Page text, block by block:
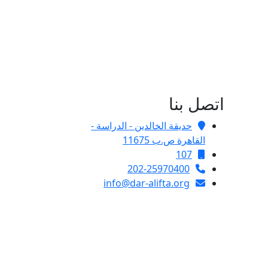
اتصل بنا
حديقة الخالدين - الدراسة -
القاهرة ص.ب 11675
107
202-25970400
info@dar-alifta.org